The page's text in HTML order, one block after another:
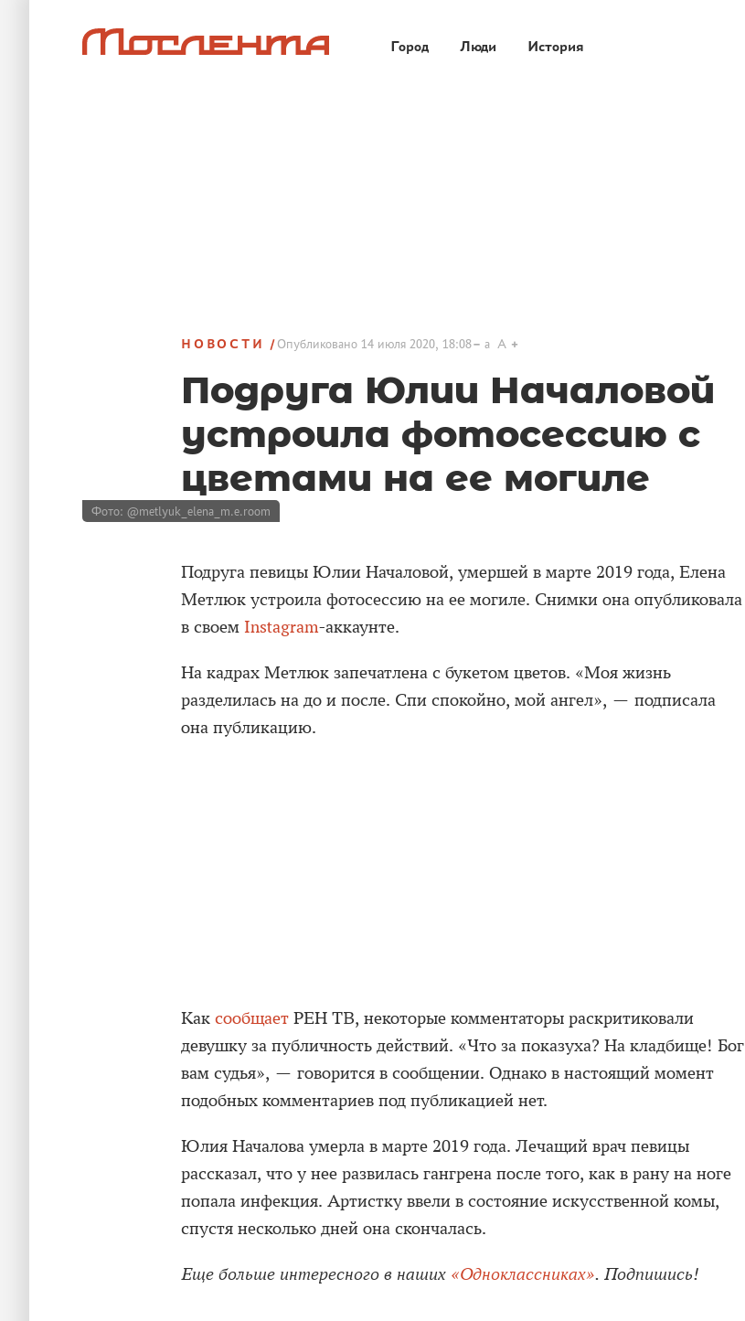
Город Люди История
НОВОСТИ Опубликовано14 июля 2020, 18:08 a A
Подруга Юлии Началовой
устроила фотосессию с
цветами на ее могиле
Фото: @metlyuk_elena_m.e.room
Подруга певицы Юлии Началовой, умершей в марте 2019 года, Елена
Метлюк устроила фотосессию на ее могиле. Снимки она опубликовала
в своем Instagram-аккаунте.
На кадрах Метлюк запечатлена с букетом цветов. «Моя жизнь
разделилась на до и после. Спи спокойно, мой ангел», — подписала
она публикацию.
Как сообщает РЕН ТВ, некоторые комментаторы раскритиковали
девушку за публичность действий. «Что за показуха? На кладбище! Бог
вам судья», — говорится в сообщении. Однако в настоящий момент
подобных комментариев под публикацией нет.
Юлия Началова умерла в марте 2019 года. Лечащий врач певицы
рассказал, что у нее развилась гангрена после того, как в рану на ноге
попала инфекция. Артистку ввели в состояние искусственной комы,
спустя несколько дней она скончалась.
Еще больше интересного в наших «Одноклассниках». Подпишись!